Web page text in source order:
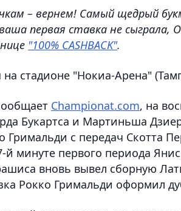
– вернем! Самый щедрый
первая ставка не сыграла,
"100% CASHBACK".
стадионе "Нокиа-Арена"
Championat.com, на
Букартса и Мартиньша
Гримальди с передач Скотта
й минуте первого периода
вновь вывел сборную
Рокко Гримальди оформил